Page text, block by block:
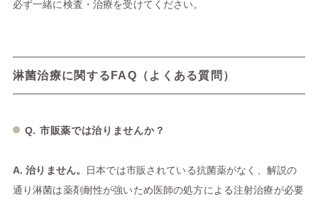
必ず一緒に検査・治療を受けてください。
淋菌治療に関するFAQ（よくある質問）
Q. 市販薬では治りませんか？
A. 治りません。
日本では市販されている抗菌薬がなく、解説の
通り淋菌は薬剤耐性が強いため医師の処方による注射治療が必要